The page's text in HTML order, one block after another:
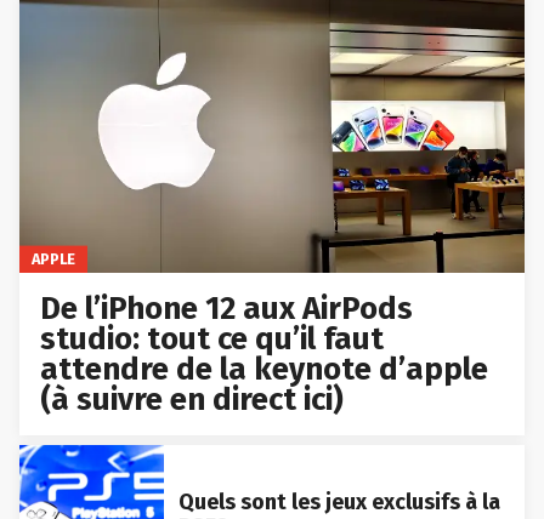
APPLE
De l’iPhone 12 aux AirPods
studio: tout ce qu’il faut
attendre de la keynote d’apple
(à suivre en direct ici)
Quels sont les jeux exclusifs à la